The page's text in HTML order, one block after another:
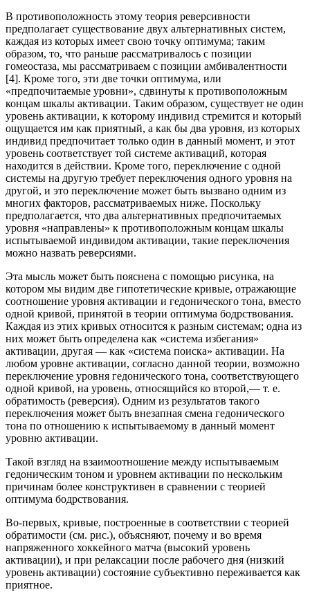
В противоположность этому теория реверсивности
предполагает существование двух альтернативных систем,
каждая из которых имеет свою точку оптимума; таким
образом, то, что раньше рассматривалось с позиции
гомеостаза, мы рассматриваем с позиции амбивалентности
[4]. Кроме того, эти две точки оптимума, или
«предпочитаемые уровни», сдвинуты к противоположным
концам шкалы активации. Таким образом, существует не один
уровень активации, к которому индивид стремится и который
ощущается им как приятный, а как бы два уровня, из которых
индивид предпочитает только один в данный момент, и этот
уровень соответствует той системе активаций, которая
находится в действии. Кроме того, переключение с одной
системы на другую требует переключения одного уровня на
другой, и это переключение может быть вызвано одним из
многих факторов, рассматриваемых ниже. Поскольку
предполагается, что два альтернативных предпочитаемых
уровня «направлены» к противоположным концам шкалы
испытываемой индивидом активации, такие переключения
можно назвать реверсиями.
Эта мысль может быть пояснена с помощью рисунка, на
котором мы видим две гипотетические кривые, отражающие
соотношение уровня активации и гедонического тона, вместо
одной кривой, принятой в теории оптимума бодрствования.
Каждая из этих кривых относится к разным системам; одна из
них может быть определена как «система избегания»
активации, другая — как «система поиска» активации. На
любом уровне активации, согласно данной теории, возможно
переключение уровня гедонического тона, соответствующего
одной кривой, на уровень, относящийся ко второй,— т. е.
обратимость (реверсия). Одним из результатов такого
переключения может быть внезапная смена гедонического
тона по отношению к испытываемому в данный момент
уровню активации.
Такой взгляд на взаимоотношение между испытываемым
гедоническим тоном и уровнем активации по нескольким
причинам более конструктивен в сравнении с теорией
оптимума бодрствования.
Во-первых, кривые, построенные в соответствии с теорией
обратимости (см. рис.), объясняют, почему и во время
напряженного хоккейного матча (высокий уровень
активации), и при релаксации после рабочего дня (низкий
уровень активации) состояние субъективно переживается как
приятное.